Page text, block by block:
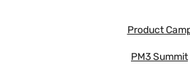
Product
PM3 Summit